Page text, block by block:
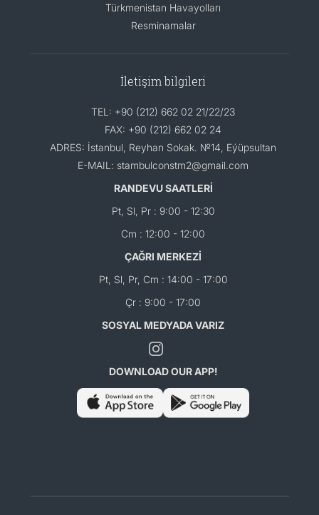
Türkmenistan Havayolları
Resminamalar
İletişim bilgileri
TEL: +90 (212) 662 02 21/22/23
FAX: +90 (212) 662 02 24
ADRES: İstanbul, Reyhan Sokak. №14, Eýüpsultan
E-MAIL: stambulconstm2@gmail.com
RANDEVU SAATLERİ
Pt, Sl, Pr : 9:00 - 12:30
Cm : 12:00 - 12:00
ÇAĞRI MERKEZİ
Pt, Sl, Pr, Cm : 14:00 - 17:00
Çr : 9:00 - 17:00
SOSYAL MEDYADA VARIZ
DOWNLOAD OUR APP!